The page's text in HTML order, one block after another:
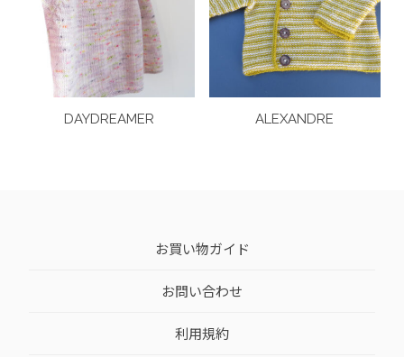
DAYDREAMER ALEXANDRE
お買い物ガイド
お問い合わせ
利用規約